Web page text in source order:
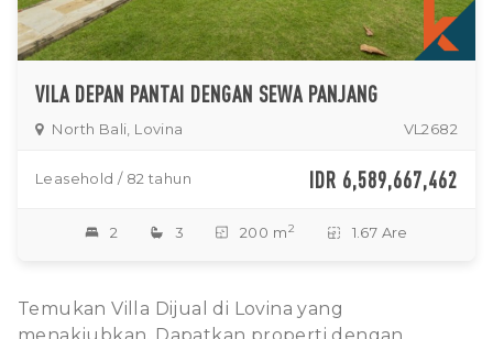
VILA DEPAN PANTAI DENGAN SEWA PANJANG
North Bali, Lovina VL2682
Leasehold / 82 tahun IDR 6,589,667,462
2 3 200 m2 1.67 Are
Temukan Villa Dijual di Lovina yang